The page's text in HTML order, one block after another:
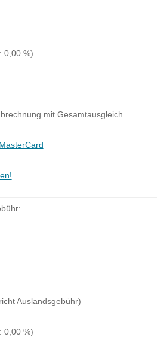
0,00 %)
mit Gesamtausgleich
Auslandsgebühr)
0,00 %)